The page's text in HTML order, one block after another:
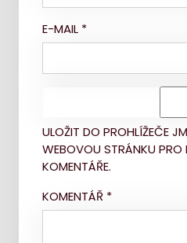
E-MAIL *
ULOŽIT DO PROHLÍŽEČE
WEBOVOU STRÁNKU
KOMENTÁŘE.
KOMENTÁŘ *